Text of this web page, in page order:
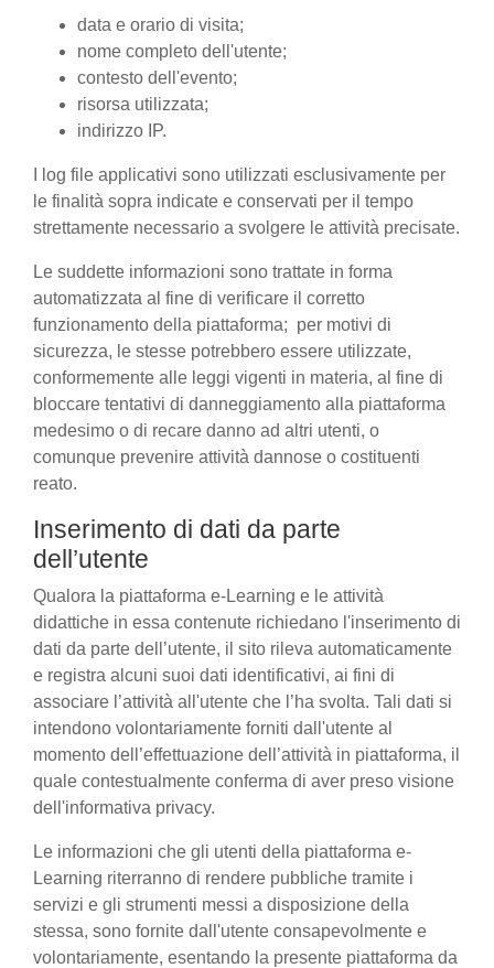
data e orario di visita;
nome completo dell'utente;
contesto dell'evento;
risorsa utilizzata;
indirizzo IP.
I log file applicativi sono utilizzati esclusivamente per
le finalità sopra indicate e conservati per il tempo
strettamente necessario a svolgere le attività precisate.
Le suddette informazioni sono trattate in forma
automatizzata al fine di verificare il corretto
funzionamento della piattaforma; per motivi di
sicurezza, le stesse potrebbero essere utilizzate,
conformemente alle leggi vigenti in materia, al fine di
bloccare tentativi di danneggiamento alla piattaforma
medesimo o di recare danno ad altri utenti, o
comunque prevenire attività dannose o costituenti
reato.
Inserimento di dati da parte
dell’utente
Qualora la piattaforma e-Learning e le attività
didattiche in essa contenute richiedano l'inserimento di
dati da parte dell’utente, il sito rileva automaticamente
e registra alcuni suoi dati identificativi, ai fini di
associare l’attività all'utente che l’ha svolta. Tali dati si
intendono volontariamente forniti dall'utente al
momento dell’effettuazione dell’attività in piattaforma, il
quale contestualmente conferma di aver preso visione
dell'informativa privacy.
Le informazioni che gli utenti della piattaforma e-
Learning riterranno di rendere pubbliche tramite i
servizi e gli strumenti messi a disposizione della
stessa, sono fornite dall'utente consapevolmente e
volontariamente, esentando la presente piattaforma da